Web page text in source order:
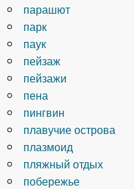
парашют
парк
паук
пейзаж
пейзажи
пена
пингвин
плавучие острова
плазмоид
пляжный отдых
побережье